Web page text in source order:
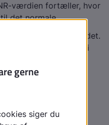
værdien fortæller, hvor
det normale.
kalder normalområdet.
ramme en INR-værdi i
man.
af årsagen til